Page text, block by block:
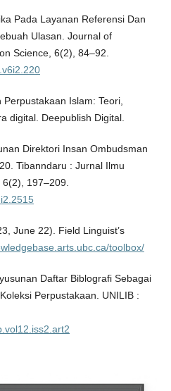
Pada Layanan Referensi Dan
Ulasan. Journal of
Science, 6(2), 84–92.
Islam: Teori,
digital. Deepublish Digital.
Direktori Insan Ombudsman
Tibanndaru : Jurnal Ilmu
197–209.
June 22). Field Linguist’s
toolbox/
Daftar Biblografi Sebagai
Perpustakaan. UNILIB :